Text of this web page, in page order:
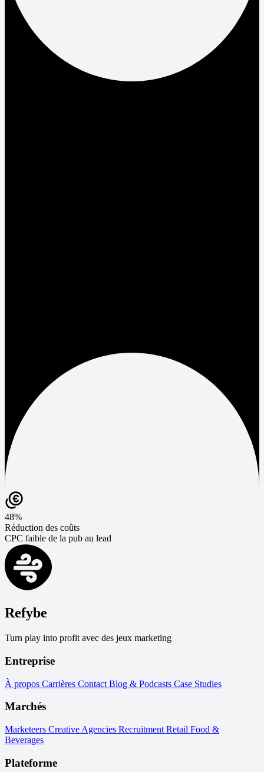
48%
Réduction des coûts
CPC faible de la pub au lead
Refybe
Turn play into profit avec des jeux marketing
Entreprise
À propos Carrières Contact Blog & Podcasts Case Studies
Marchés
Marketeers Creative Agencies Recruitment Retail Food &
Beverages
Plateforme